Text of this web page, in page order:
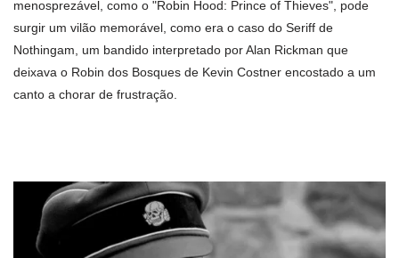
menosprezável, como o "Robin Hood: Prince of Thieves", pode
surgir um vilão memorável, como era o caso do Seriff de
Nothingam, um bandido interpretado por Alan Rickman que
deixava o Robin dos Bosques de Kevin Costner encostado a um
canto a chorar de frustração.